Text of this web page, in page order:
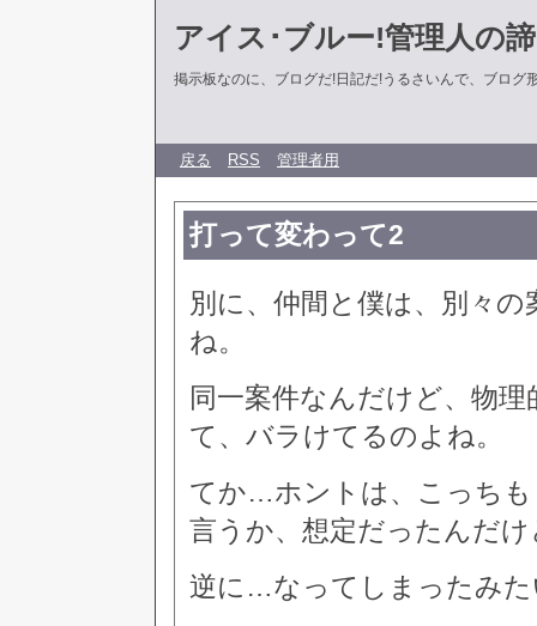
アイス･ブルー!管理人の
掲示板なのに、ブログだ!日記だ!うるさいんで、ブログ
戻る RSS 管理者用
打って変わって2
別に、仲間と僕は、別々
ね。
同一案件なんだけど、物
て、バラけてるのよね。
てか…ホントは、こっち
言うか、想定だったんだ
逆に…なってしまったみた